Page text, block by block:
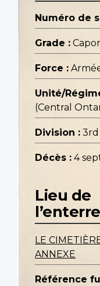
Numéro de
Grade :
Force :
Unité/
(Central
Division : 3rd
Décès : 4
Lieu de
LE
ANNEXE
Référence